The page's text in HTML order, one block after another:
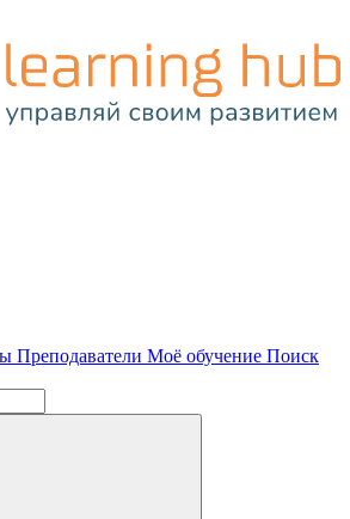
Преподаватели Моё обучение Поиск